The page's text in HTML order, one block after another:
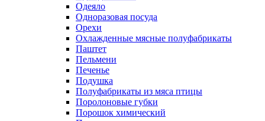
Одеяло
Одноразовая посуда
Орехи
Охлажденные мясные полуфабрикаты
Паштет
Пельмени
Печенье
Подушка
Полуфабрикаты из мяса птицы
Поролоновые губки
Порошок химический